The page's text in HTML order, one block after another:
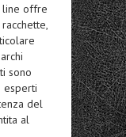
line offre
sono
esperti
del
al